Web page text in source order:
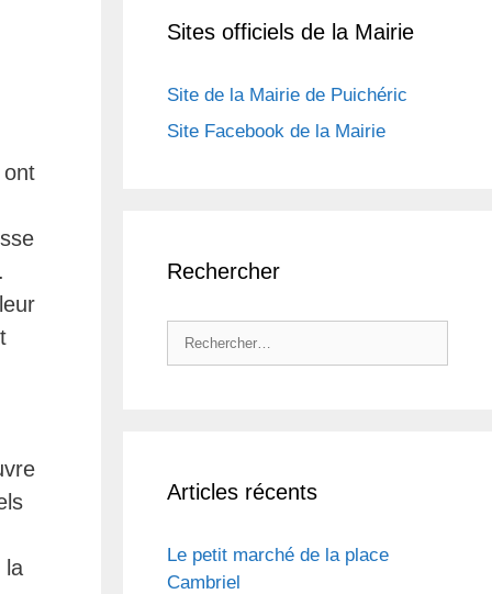
la
Sites officiels de la Mairie
Site de la Mairie de Puichéric
Site Facebook de la Mairie
Rechercher
Rechercher :
Articles récents
Le petit marché de la place
Cambriel